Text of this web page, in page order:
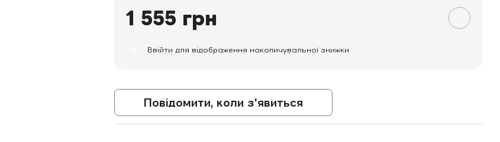
1 555 грн
Ввійти для відображення накопичувальної знижки
Повідомити, коли з'явиться